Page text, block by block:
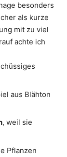
besonders
als kurze
mit zu viel
achte ich
aus Blähton
, weil sie
Pflanzen